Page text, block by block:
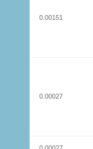
0.00151
0.00027